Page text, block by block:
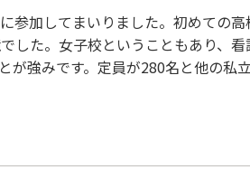
参加してまいりました。初めての
した。女子校ということもあり、
強みです。定員が280名と他の私